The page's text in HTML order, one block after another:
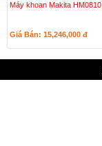
Máy khoan Makita HM0810
Giá Bán: 15,246,000 đ